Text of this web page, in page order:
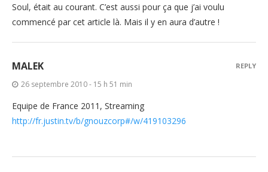
Soul, était au courant. C’est aussi pour ça que j’ai voulu
commencé par cet article là. Mais il y en aura d’autre !
MALEK
26 septembre 2010 - 15 h 51 min
Equipe de France 2011, Streaming
http://fr.justin.tv/b/gnouzcorp#/w/419103296
REPLY